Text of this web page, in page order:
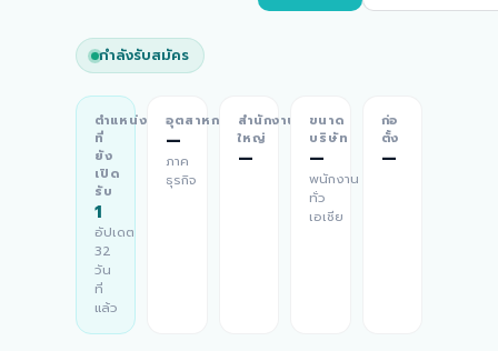
กำลังรับสมัคร
ตำแหน่ง
ที่
ยัง
เปิด
รับ
1
อัปเดต
32
วัน
ที่
แล้ว
อุตสาหกรรม
—
ภาค
ธุรกิจ
สำนักงาน
ใหญ่
—
ขนาด
บริษัท
—
พนักงาน
ทั่ว
เอเชีย
ก่อ
ตั้ง
—